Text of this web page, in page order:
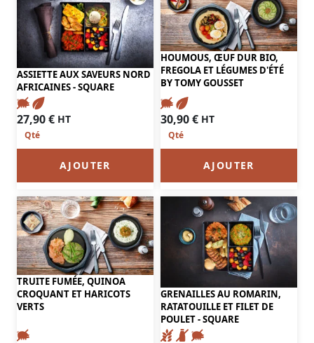
ASSIETTE AUX SAVEURS NORD
AFRICAINES - SQUARE
27,90€ HT
AJOUTER
HOUMOUS, ŒUF DUR BIO,
FREGOLA ET LÉGUMES D'ÉTÉ
BY TOMY GOUSSET
30,90€ HT
AJOUTER
TRUITE FUMÉE, QUINOA
CROQUANT ET HARICOTS
VERTS
GRENAILLES AU ROMARIN,
RATATOUILLE ET FILET DE
POULET - SQUARE